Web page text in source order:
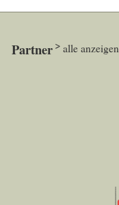
Partner alle anzeigen